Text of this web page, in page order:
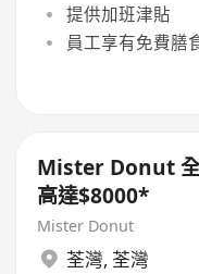
提供加班津貼
員工享有免費膳
Mister Donut 全
高達$8000*
Mister Donut
荃灣, 荃灣